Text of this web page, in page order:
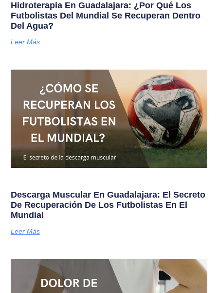
Hidroterapia En Guadalajara: ¿Por Qué Los
Futbolistas Del Mundial Se Recuperan Dentro
Del Agua?
Leer Más
Descarga Muscular En Guadalajara: El Secreto
De Recuperación De Los Futbolistas En El
Mundial
Leer Más